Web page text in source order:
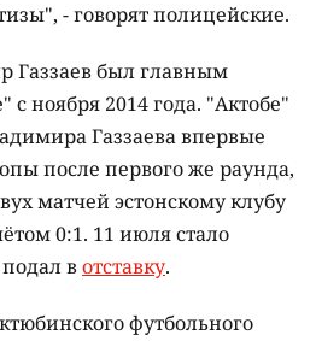
- говорят полицейские.
был главным
ноября 2014 года. "Актобе"
Газзаева впервые
после первого же раунда,
матчей эстонскому клубу
0:1. 11 июля стало
вотставку.
футбольного